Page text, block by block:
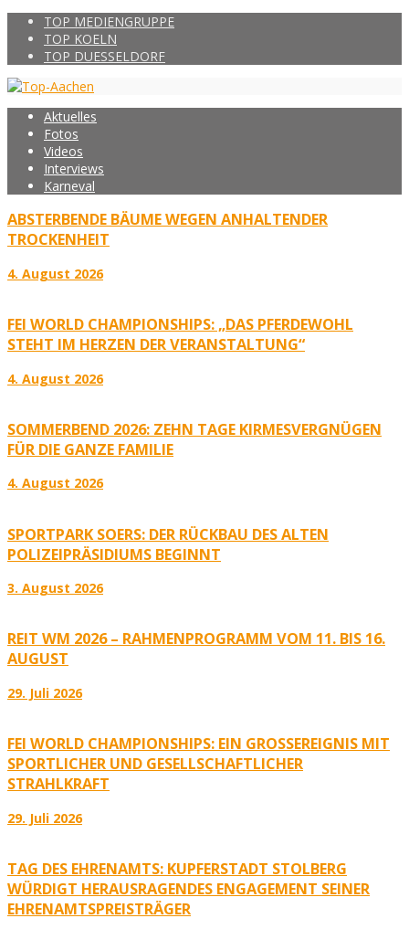
TOP MEDIENGRUPPE
TOP KOELN
TOP DUESSELDORF
Aktuelles
Fotos
Videos
Interviews
Karneval
ABSTERBENDE BÄUME WEGEN ANHALTENDER
TROCKENHEIT
4. August 2026
FEI WORLD CHAMPIONSHIPS: „DAS PFERDEWOHL
STEHT IM HERZEN DER VERANSTALTUNG“
4. August 2026
SOMMERBEND 2026: ZEHN TAGE KIRMESVERGNÜGEN
FÜR DIE GANZE FAMILIE
4. August 2026
SPORTPARK SOERS: DER RÜCKBAU DES ALTEN
POLIZEIPRÄSIDIUMS BEGINNT
3. August 2026
REIT WM 2026 – RAHMENPROGRAMM VOM 11. BIS 16.
AUGUST
29. Juli 2026
FEI WORLD CHAMPIONSHIPS: EIN GROSSEREIGNIS MIT S
PORTLICHER UND GESELLSCHAFTLICHER S
TRAHLKRAFT
29. Juli 2026
TAG DES EHRENAMTS: KUPFERSTADT STOLBERG
WÜRDIGT HERAUSRAGENDES ENGAGEMENT SEINER
EHRENAMTSPREISTRÄGER